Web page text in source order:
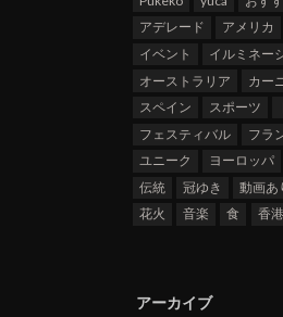
アデレード
アメリカ
イベント
イルミネー
オーストラリア
カー
スペイン
スポーツ
フェスティバル
フラ
ユニーク
ヨーロッパ
伝統
冠ゆき 動画あ
花火
音楽 食 香港
アーカイブ